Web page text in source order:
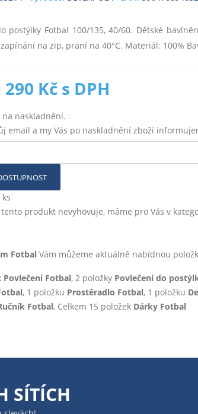
postýlky Fotbal 100/135, 40/60. Dětské
na zip, praní na 40°C. Materiál: 100%
Kč s DPH
na naskladnění.
email a my Vás po naskladnění zboží
ks
tento produkt nevyhovuje, máme pro Vás v
FotbalVám můžeme aktuálně nabídnou
Povlečení Fotbal, 2 položky Povlečení do
, 1 položku Prostěradlo Fotbal, 1 položku
Fotbal, Celkem 15 položek Dárky Fotbal
SÍTÍCH